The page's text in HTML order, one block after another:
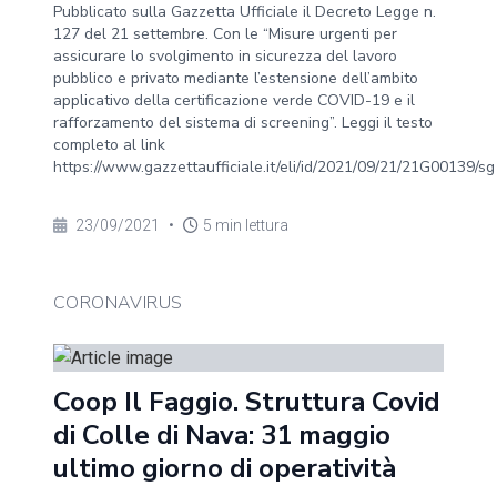
Pubblicato sulla Gazzetta Ufficiale il Decreto Legge n.
127 del 21 settembre. Con le “Misure urgenti per
assicurare lo svolgimento in sicurezza del lavoro
pubblico e privato mediante l’estensione dell’ambito
applicativo della certificazione verde COVID-19 e il
rafforzamento del sistema di screening”. Leggi il testo
completo al link
https://www.gazzettaufficiale.it/eli/id/2021/09/21/21G00139/sg
23/09/2021 • 5 min lettura
CORONAVIRUS
Coop Il Faggio. Struttura Covid
di Colle di Nava: 31 maggio
ultimo giorno di operatività